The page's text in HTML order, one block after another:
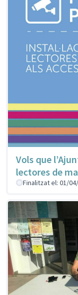
Vols que
lectores de
Finalitzat el: 01/